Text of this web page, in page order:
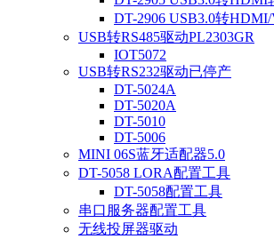
DT-2906 USB3.0转
USB转RS485驱动PL2303GR
IOT5072
USB转RS232驱动已停产
DT-5024A
DT-5020A
DT-5010
DT-5006
MINI 06S蓝牙适配器5.0
DT-5058 LORA配置工具
DT-5058配置工具
串口服务器配置工具
无线投屏器驱动